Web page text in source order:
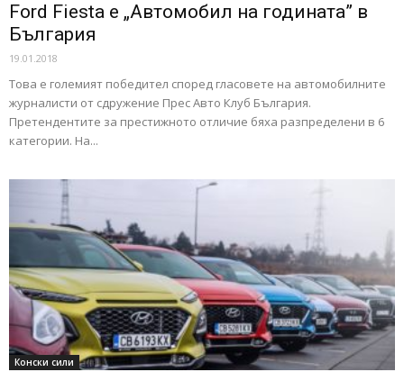
Ford Fiesta е „Автомобил на годината” в
България
19.01.2018
Това е големият победител според гласовете на автомобилните
журналисти от сдружение Прес Авто Клуб България.
Претендентите за престижното отличие бяха разпределени в 6
категории. На...
Конски сили